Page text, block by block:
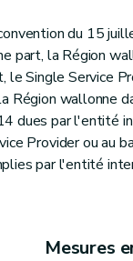
du 15
part, la Région
le Single Service
Région wallonne
dues par l'entité
Provider ou au
par l'entité
Mesures